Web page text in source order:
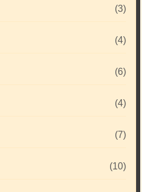
(3)
(4)
(6)
(4)
(7)
(10)